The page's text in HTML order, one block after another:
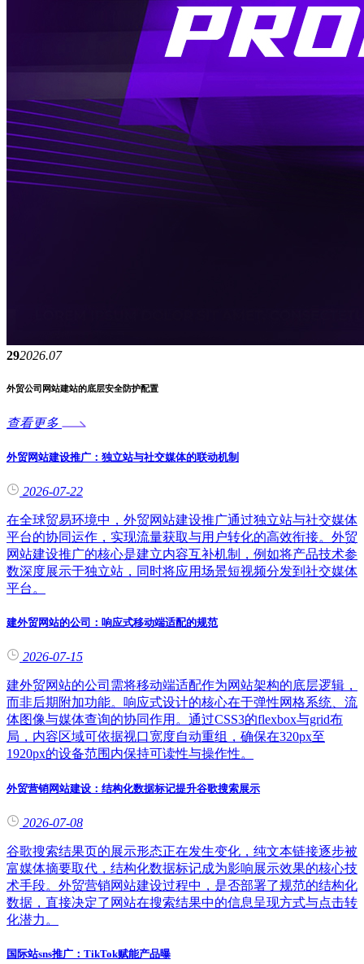
292026.07
外贸公司网站建站的底层安全防护配置
查看更多
外贸网站建设推广：独立站与社交媒体的联动机制
2026-07-22
在全球贸易环境中，外贸网站建设推广通过独立站与社交媒体
平台的协同运作，实现流量获取与用户转化的高效衔接。外贸
网站建设推广的核心是建立内容互补机制，例如将产品技术参
数深度展示于独立站，同时将应用场景短视频分发到社交媒体
平台。
建外贸网站的公司：响应式移动端适配的规范
2026-07-15
建外贸网站的公司需将移动端适配作为网站架构的底层逻辑，
而非后期附加功能。响应式设计的核心在于弹性网格系统、流
体图像与媒体查询的协同作用。通过CSS3的flexbox与grid布
局，内容区域可依据视口宽度自动重组，确保在320px至
1920px的设备范围内保持可读性与操作性。
外贸营销网站建设：结构化数据标记提升谷歌搜索展示
2026-07-08
谷歌搜索结果页的展示形态正在发生变化，纯文本链接逐步被
富媒体摘要取代，结构化数据标记成为影响展示效果的核心技
术手段。外贸营销网站建设过程中，是否部署了规范的结构化
数据，直接决定了网站在搜索结果中的信息呈现方式与点击转
化潜力。
国际站sns推广：TikTok赋能产品曝